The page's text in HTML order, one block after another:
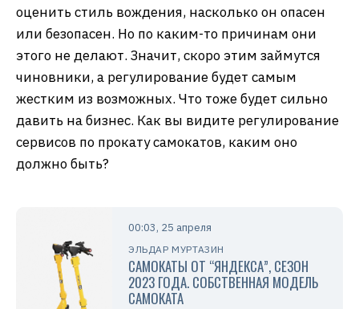
оценить стиль вождения, насколько он опасен
или безопасен. Но по каким-то причинам они
этого не делают. Значит, скоро этим займутся
чиновники, а регулирование будет самым
жестким из возможных. Что тоже будет сильно
давить на бизнес. Как вы видите регулирование
сервисов по прокату самокатов, каким оно
должно быть?
00:03, 25 апреля
ЭЛЬДАР МУРТАЗИН
САМОКАТЫ ОТ “ЯНДЕКСА”, СЕЗОН
2023 ГОДА. СОБСТВЕННАЯ МОДЕЛЬ
САМОКАТА